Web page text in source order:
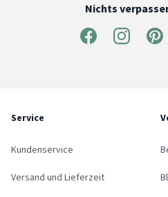
Nichts
Service
Kundenservice
Versand und Lieferzeit